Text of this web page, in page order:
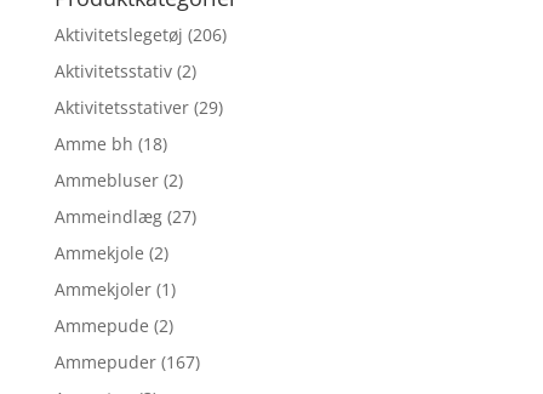
Aktivitetslegetøj (206)
Aktivitetsstativ (2)
Aktivitetsstativer (29)
Amme bh (18)
Ammebluser (2)
Ammeindlæg (27)
Ammekjole (2)
Ammekjoler (1)
Ammepude (2)
Ammepuder (167)